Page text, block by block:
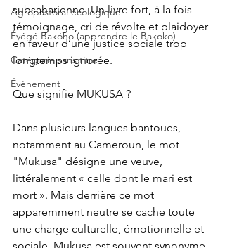
Agropastoral écologique
Éyégé Bakóho (apprendre le Bakoko)
Catégorie sans titre
Événement
subsaharienne. Un livre fort, à la fois
témoignage, cri de révolte et plaidoyer
en faveur d’une justice sociale trop
longtemps ignorée.
Que signifie MUKUSA ?
Dans plusieurs langues bantoues,
notamment au Cameroun, le mot
"Mukusa" désigne une veuve,
littéralement « celle dont le mari est
mort ». Mais derrière ce mot
apparemment neutre se cache toute
une charge culturelle, émotionnelle et